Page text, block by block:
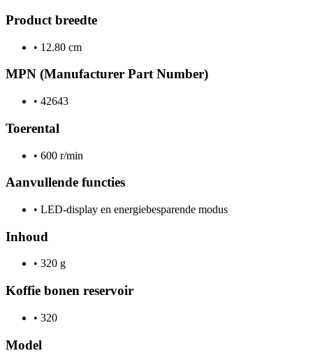
Product breedte
• 12.80 cm
MPN (Manufacturer Part Number)
• 42643
Toerental
• 600 r/min
Aanvullende functies
• LED-display en energiebesparende modus
Inhoud
• 320 g
Koffie bonen reservoir
• 320
Model